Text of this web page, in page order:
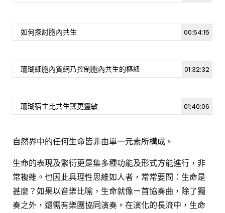
如何探討胞內共生 00:54:15
珊瑚細胞內質網乃控制胞內共生的樞紐 01:32:32
珊瑚宿主比共生藻更靈敏 01:40:06
自然界中的任何生命皆非由單一元素所構成。
生命的表現及繁衍更是集多種功能及形式方能進行，非
常複雜。也因此具理性思維如人者，常常要問：生命是
甚麼？如果以音樂比喻，生命就像ㄧ首協奏曲，除了獨
奏之外，還需有樂團協同演奏。在演化的長流中，生命